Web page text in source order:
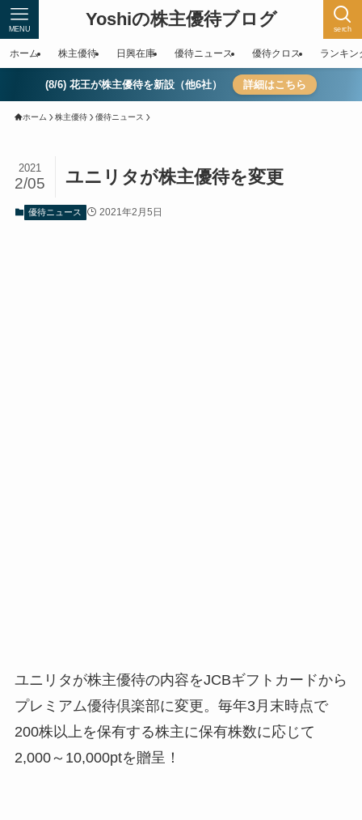
Yoshiの株主優待ブログ serch
MENU
ホーム 株主優待 日興在庫 優待ニュース 優待クロス ランキン
(8/6) 花王が株主優待を新設（他6社） 詳細はこちら
ホーム 株主優待 優待ニュース
ユニリタが株主優待を変更
2021
2/05
優待ニュース 2021年2月5日
ユニリタが株主優待の内容をJCBギフトカードから
プレミアム優待倶楽部に変更。毎年3月末時点で
200株以上を保有する株主に保有株数に応じて
2,000～10,000ptを贈呈！